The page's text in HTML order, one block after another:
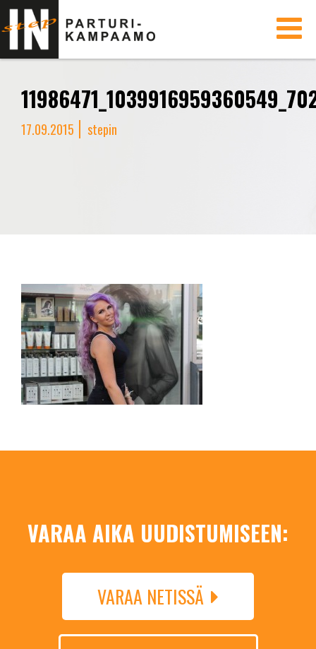
Toggle
17.09.2015 stepin
VARAA AIKA UUDISTUMISEEN:
VARAA NETISSÄ